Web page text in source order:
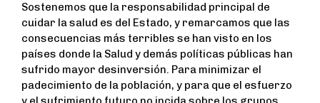
Sostenemos que la responsabilidad principal de
cuidar la salud es del Estado, y remarcamos que las
consecuencias más terribles se han visto en los
países donde la Salud y demás políticas públicas han
sufrido mayor desinversión. Para minimizar el
padecimiento de la población, y para que el esfuerzo